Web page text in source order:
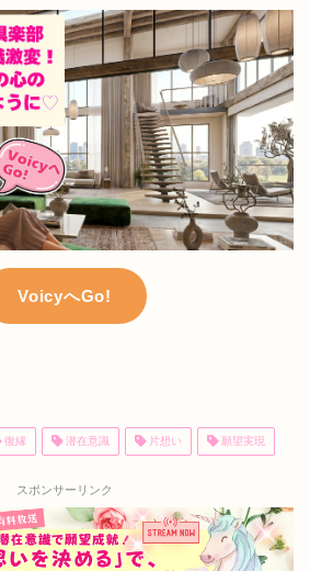
VoicyへGo!
復縁 潜在意識 片想い 願望実現
スポンサーリンク